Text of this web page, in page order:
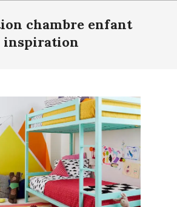
chambre enfant
inspiration